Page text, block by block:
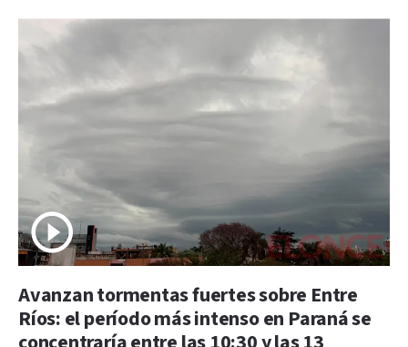
Avanzan tormentas fuertes sobre Entre
Ríos: el período más intenso en Paraná se